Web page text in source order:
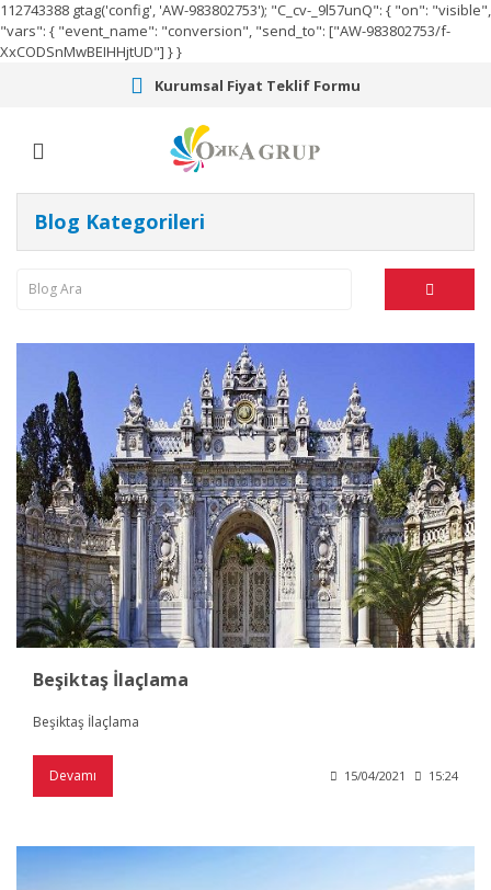
112743388 gtag('config', 'AW-983802753'); "C_cv-_9l57unQ": { "on": "visible",
"vars": { "event_name": "conversion", "send_to": ["AW-983802753/f-
XxCODSnMwBEIHHjtUD"] } }
Kurumsal Fiyat Teklif Formu
Blog Kategorileri
Beşiktaş İlaçlama
Beşiktaş İlaçlama
Devamı 15/04/2021 15:24